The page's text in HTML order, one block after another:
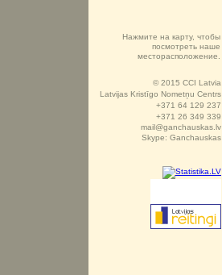
Нажмите на карту, чтобы
посмотреть наше
месторасположение.
© 2015 CCI Latvia
Latvijas Kristīgo Nometņu Centrs
+371 64 129 237
+371 26 349 339
mail@ganchauskas.lv
Skype: Ganchauskas